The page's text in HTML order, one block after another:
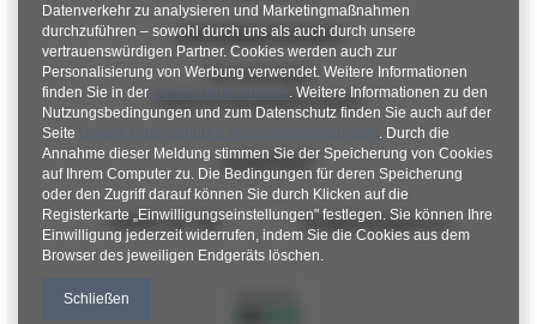
INFORMATIONEN
Verordnungen
Datenschutzbestimmungen
KONTAKT
+48 601 547 740 hurt@factoryprice.eu
Datenverkehr zu analysieren und Marketingmaßnahmen
durchzuführen – sowohl durch uns als auch durch unsere
vertrauenswürdigen Partner. Cookies werden auch zur
Personalisierung von Werbung verwendet. Weitere Informationen
finden Sie in der
Datenschutzrichtlinie. Weitere Informationen zu den
Nutzungsbedingungen und zum Datenschutz finden Sie auch auf der
Seite
. Durch die
Annahme dieser Meldung stimmen Sie der Speicherung von Cookies
auf Ihrem Computer zu. Die Bedingungen für deren Speicherung
oder den Zugriff darauf können Sie durch Klicken auf die
Registerkarte „Einwilligungseinstellungen" festlegen. Sie können Ihre
Einwilligung jederzeit widerrufen, indem Sie die Cookies aus dem
Browser des jeweiligen Endgeräts löschen.
Schließen